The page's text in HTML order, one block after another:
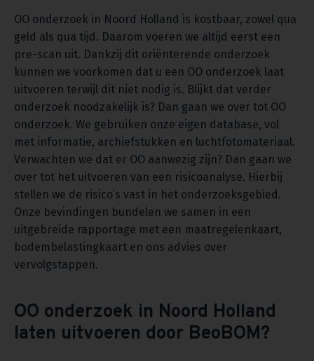
OO onderzoek in Noord Holland is kostbaar, zowel qua
geld als qua tijd. Daarom voeren we altijd eerst een
pre-scan uit. Dankzij dit oriënterende onderzoek
kunnen we voorkomen dat u een OO onderzoek laat
uitvoeren terwijl dit niet nodig is. Blijkt dat verder
onderzoek noodzakelijk is? Dan gaan we over tot OO
onderzoek. We gebruiken onze eigen database, vol
met informatie, archiefstukken en luchtfotomateriaal.
Verwachten we dat er OO aanwezig zijn? Dan gaan we
over tot het uitvoeren van een risicoanalyse. Hierbij
stellen we de risico’s vast in het onderzoeksgebied.
Onze bevindingen bundelen we samen in een
uitgebreide rapportage met een maatregelenkaart,
bodembelastingkaart en ons advies over
vervolgstappen.
OO onderzoek in Noord Holland
laten uitvoeren door BeoBOM?